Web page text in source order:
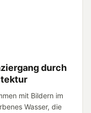
durch
mit Bildern im
Wasser, die